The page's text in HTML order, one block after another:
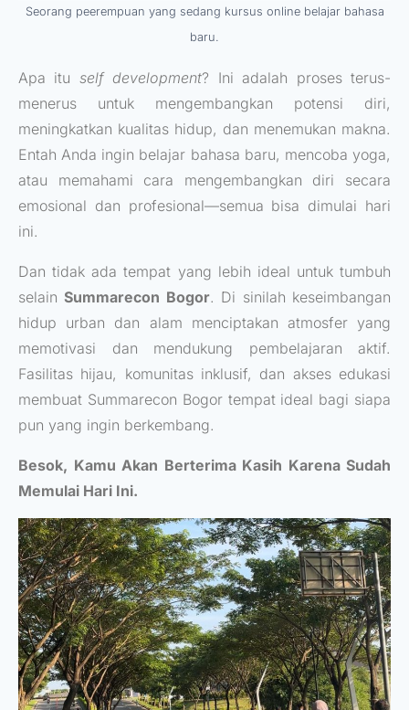
Seorang peerempuan yang sedang kursus online belajar bahasa
baru.
Apa itu self development? Ini adalah proses terus-
menerus untuk mengembangkan potensi diri,
meningkatkan kualitas hidup, dan menemukan makna.
Entah Anda ingin belajar bahasa baru, mencoba yoga,
atau memahami cara mengembangkan diri secara
emosional dan profesional—semua bisa dimulai hari
ini.
Dan tidak ada tempat yang lebih ideal untuk tumbuh
selainSummarecon Bogor. Di sinilah keseimbangan
hidup urban dan alam menciptakan atmosfer yang
memotivasi dan mendukung pembelajaran aktif.
Fasilitas hijau, komunitas inklusif, dan akses edukasi
membuat Summarecon Bogor tempat ideal bagi siapa
pun yang ingin berkembang.
Besok, Kamu Akan Berterima Kasih Karena Sudah
Memulai Hari Ini.